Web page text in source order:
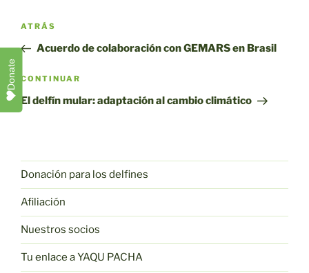
Navegación
entradas
Entrada
anterior
ATRÁS
Acuerdo de colaboración con GEMARS en Brasil
Siguiente
entrada
CONTINUAR
El delfín mular: adaptación al cambio climático
Donación para los delfines
Afiliación
Nuestros socios
Tu enlace a YAQU PACHA
Donate